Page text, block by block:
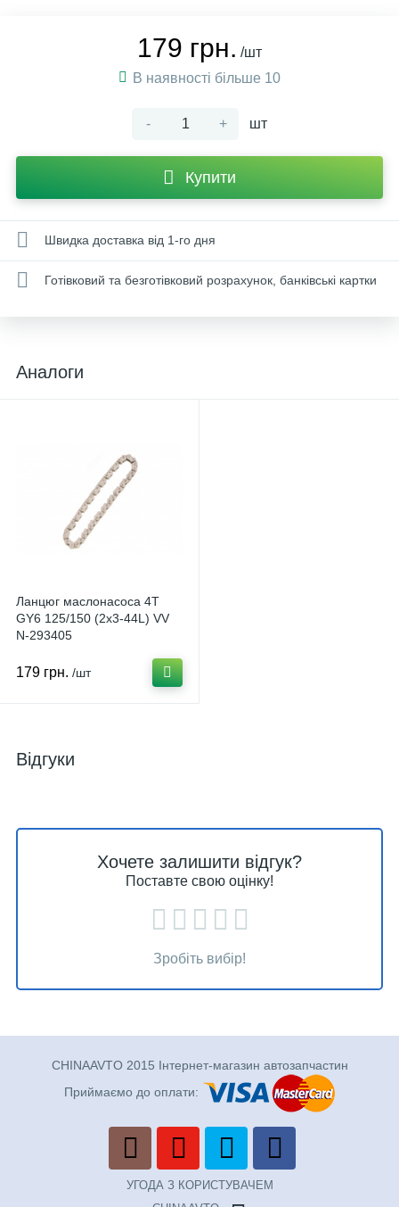
179 грн. /шт
В наявності більше 10
- + шт
Купити
Швидка доставка від 1-го дня
Готівковий та безготівковий розрахунок, банківські картки
Аналоги
Ланцюг маслонасоса 4T
GY6 125/150 (2х3-44L) VV
N-293405
179 грн. /шт
Відгуки
Хочете залишити відгук?
Поставте свою оцінку!
Зробіть вибір!
CHINAAVTO 2015 Інтернет-магазин автозапчастин
Приймаємо до оплати:
УГОДА З КОРИСТУВАЧЕМ